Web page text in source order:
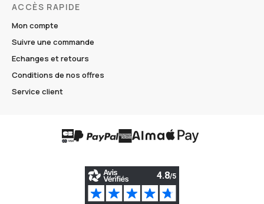
ACCÈS RAPIDE
Mon compte
Suivre une commande
Echanges et retours
Conditions de nos offres
Service client